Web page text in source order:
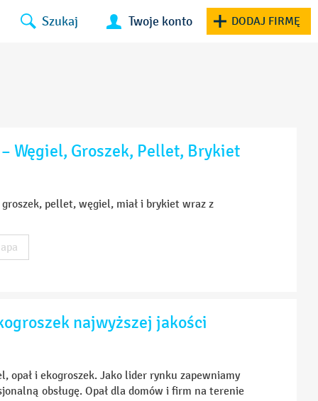
Szukaj Twoje konto DODAJ FIRMĘ
Węgiel, Groszek, Pellet, Brykiet
pellet, węgiel, miał i brykiet wraz z
najwyższej jakości
opał i ekogroszek. Jako lider rynku zapewniamy
obsługę. Opał dla domów i firm na terenie